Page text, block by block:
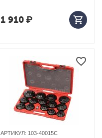
1 910₽
АРТИКУЛ: 103-40015C